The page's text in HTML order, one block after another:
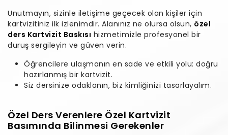
Unutmayın, sizinle iletişime geçecek olan kişiler için
kartvizitiniz ilk izlenimdir. Alanınız ne olursa olsun, özel
ders Kartvizit Baskısı hizmetimizle profesyonel bir
duruş sergileyin ve güven verin.
Öğrencilere ulaşmanın en sade ve etkili yolu: doğru
hazırlanmış bir kartvizit.
Siz dersinize odaklanın, biz kimliğinizi tasarlayalım.
Özel Ders Verenlere Özel Kartvizit
Basımında Bilinmesi Gerekenler